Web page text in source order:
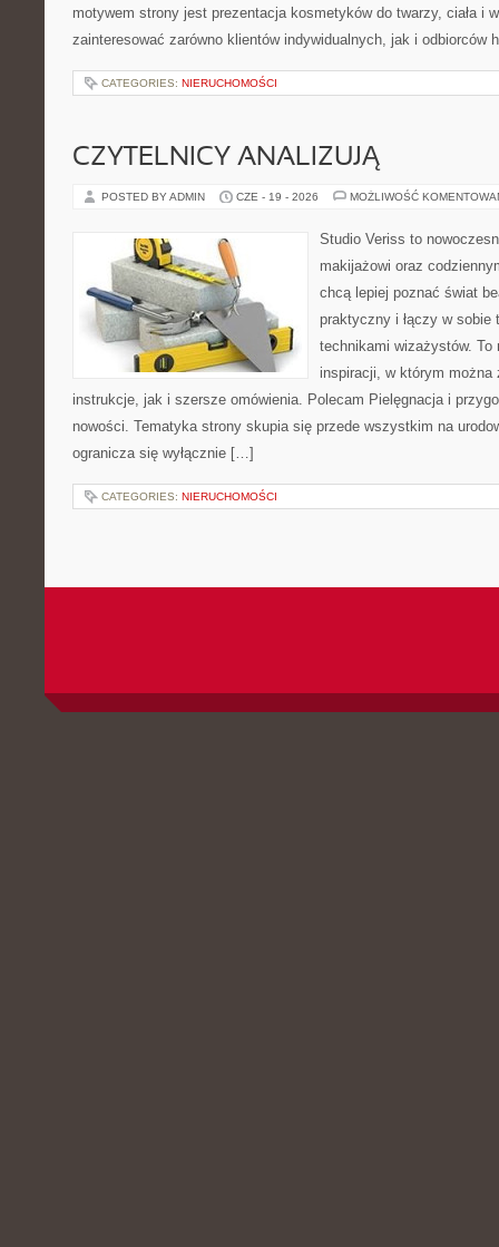
motywem strony jest prezentacja kosmetyków do twarzy, ciała i
zainteresować zarówno klientów indywidualnych, jak i
CATEGORIES: NIERUCHOMOŚCI
CZYTELNICY ANALIZUJĄ
POSTED BY ADMIN CZE - 19 - 2026 MOŻLIWOŚĆ
Studio Veriss to
makijażowi oraz
chcą lepiej poznać świat
praktyczny i łączy w sobie
technikami wizażystów. To
inspiracji, w którym można
instrukcje, jak i szersze omówienia. Polecam Pielęgnacja i
nowości. Tematyka strony skupia się przede wszystkim na
ogranicza się wyłącznie […]
CATEGORIES: NIERUCHOMOŚCI